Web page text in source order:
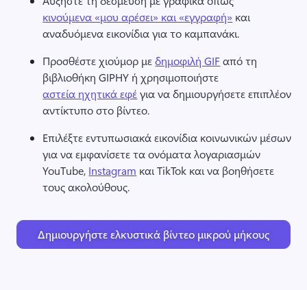
κινούμενα «μου αρέσει» και «εγγραφή» και
αναδυόμενα εικονίδια για το καμπανάκι.
Προσθέστε χιούμορ με δημοφιλή GIF από τη
βιβλιοθήκη GIPHY ή χρησιμοποιήστε
αστεία ηχητικά εφέ για να δημιουργήσετε επιπλέον
αντίκτυπο στο βίντεο.
Επιλέξτε εντυπωσιακά εικονίδια κοινωνικών μέσων
για να εμφανίσετε τα ονόματα λογαριασμών
YouTube, Instagram και TikTok και να βοηθήσετε
τους ακολούθους.
Δημιουργήστε ελκυστικά βίντεο μικρού μήκους